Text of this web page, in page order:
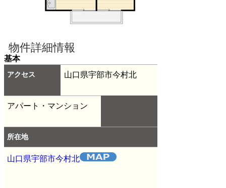
物件詳細情報
基本
アクセス 山口県宇部市今村北
アパート・マンション
所在地
山口県宇部市今村北